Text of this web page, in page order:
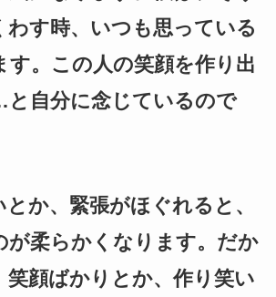
わす時、いつも思っている
す。この人の笑顔を作り出
自分に念じているので
か、緊張がほぐれると、
が柔らかくなります。だか
笑顔ばかりとか、作り笑い